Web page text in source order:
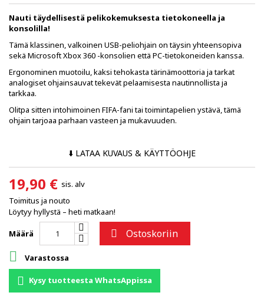
Nauti täydellisestä pelikokemuksesta tietokoneella ja
konsolilla!
Tämä klassinen, valkoinen USB-peliohjain on täysin yhteensopiva
sekä Microsoft Xbox 360 -konsolien että PC-tietokoneiden kanssa.
Ergonominen muotoilu, kaksi tehokasta tärinämoottoria ja tarkat
analogiset ohjainsauvat tekevät pelaamisesta nautinnollista ja
tarkkaa.
Olitpa sitten intohimoinen FIFA-fani tai toimintapelien ystävä, tämä
ohjain tarjoaa parhaan vasteen ja mukavuuden.
⬇️ LATAA KUVAUS & KÄYTTÖOHJE
19,90 € sis. alv
Toimitus ja nouto
Löytyy hyllystä – heti matkaan!
Määrä  Ostoskoriin
 Varastossa
Kysy tuotteesta WhatsAppissa